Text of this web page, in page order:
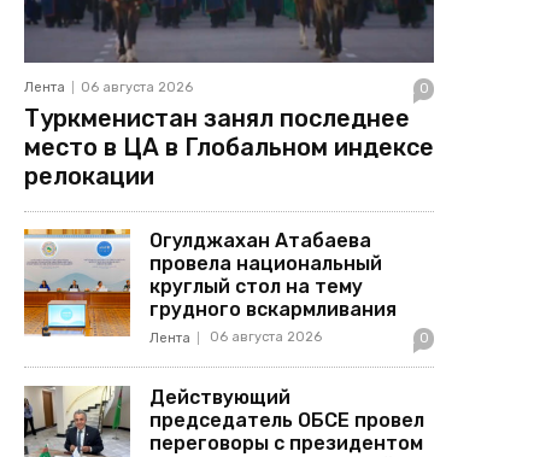
Лента 06 августа 2026 0
Туркменистан занял последнее
место в ЦА в Глобальном индексе
релокации
Огулджахан Атабаева
провела национальный
круглый стол на тему
грудного вскармливания
Лента 06 августа 2026 0
Действующий
председатель ОБСЕ провел
переговоры с президентом